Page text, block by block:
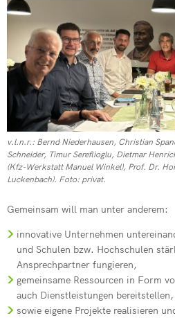
v.l.n.r.: Bernd Niederhausen, Christian
Schneider, Timur Sereflioglu, Dietmar
(Kfz-Werkstatt Manuel Winkel), Prof. Dr.
Luckenbach). Foto: privat.
Gemeinsam will man unter anderem:
innovative Unternehmen
und Schulen bzw. Hochschulen
Ansprechpartner fungieren,
gemeinsame Ressourcen in Form
auch Dienstleistungen bereitstellen,
sowie eigene Projekte realisieren